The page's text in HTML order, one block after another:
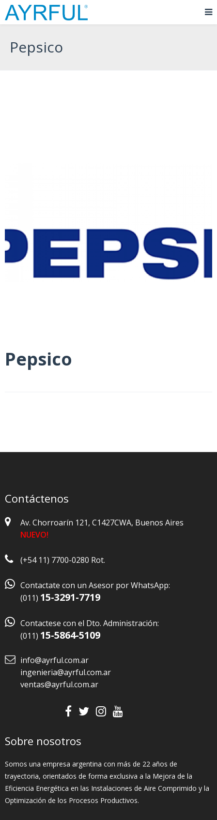
Pepsico
Pepsico
Contáctenos
Av. Chorroarín 121, C1427CWA, Buenos Aires
NUEVO!
(+54 11) 7700-0280 Rot.
 Contactate con un Asesor por WhatsApp:
(011) 15-3291-7719
 Contactese con el Dto. Administración:
(011) 15-5864-5109
info@ayrful.com.ar
ingenieria@ayrful.com.ar
ventas@ayrful.com.ar
Sobre nosotros
Somos una empresa argentina con más de 22 años de
trayectoria, orientados de forma exclusiva a la Mejora de la
Eficiencia Energética en las Instalaciones de Aire Comprimido y la
Optimización de los Procesos Productivos.